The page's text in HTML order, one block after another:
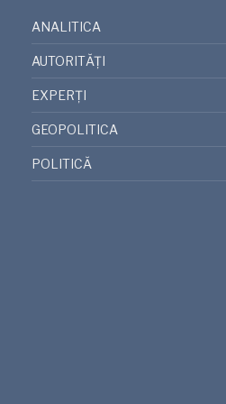
ANALITICA
AUTORITĂȚI
EXPERȚI
GEOPOLITICA
POLITICĂ